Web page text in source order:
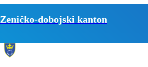
Zeničko-dobojski kanton